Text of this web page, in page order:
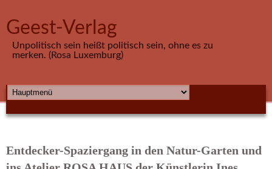
Geest-Verlag
Unpolitisch sein heißt politisch sein, ohne es zu
merken. (Rosa Luxemburg)
HAUPTMENÜ
Entdecker-Spaziergang in den Natur-Garten und